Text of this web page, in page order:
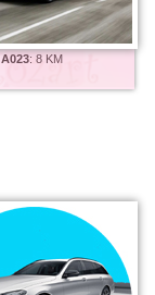
A023: 8 KM